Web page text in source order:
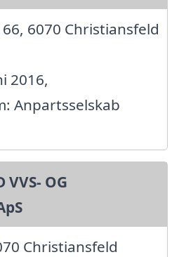
6070 Christiansfeld
2016,
Anpartsselskab
VVS- OG
Christiansfeld